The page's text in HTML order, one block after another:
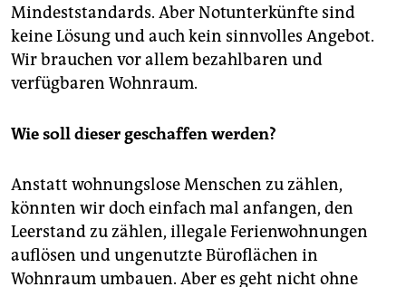
Mindeststandards. Aber Notunterkünfte sind
keine Lösung und auch kein sinnvolles Angebot.
Wir brauchen vor allem bezahlbaren und
verfügbaren Wohnraum.
Wie soll dieser geschaffen werden?
Anstatt wohnungslose Menschen zu zählen,
könnten wir doch einfach mal anfangen, den
Leerstand zu zählen, illegale Ferienwohnungen
auflösen und ungenutzte Büroflächen in
Wohnraum umbauen. Aber es geht nicht ohne